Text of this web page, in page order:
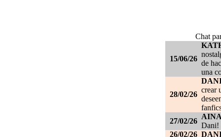
Chat
15/06/26
de
una
28/02/26
crear
27/02/26
Dani!
26/02/26